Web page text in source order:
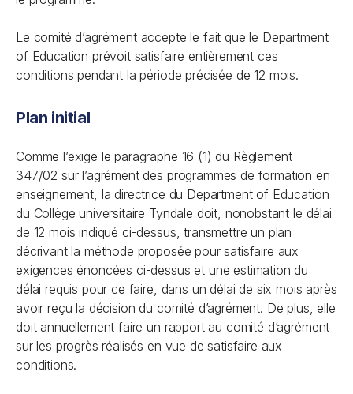
Le comité d’agrément accepte le fait que le Department
of Education prévoit satisfaire entièrement ces
conditions pendant la période précisée de 12 mois.
Plan initial
Comme l’exige le paragraphe 16 (1) du Règlement
347/02 sur l’agrément des programmes de formation en
enseignement, la directrice du Department of Education
du Collège universitaire Tyndale doit, nonobstant le délai
de 12 mois indiqué ci-dessus, transmettre un plan
décrivant la méthode proposée pour satisfaire aux
exigences énoncées ci-dessus et une estimation du
délai requis pour ce faire, dans un délai de six mois après
avoir reçu la décision du comité d’agrément. De plus, elle
doit annuellement faire un rapport au comité d’agrément
sur les progrès réalisés en vue de satisfaire aux
conditions.